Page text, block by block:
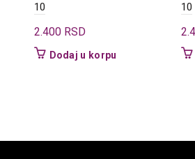
10
2.400 RSD
Dodaj u korpu
10